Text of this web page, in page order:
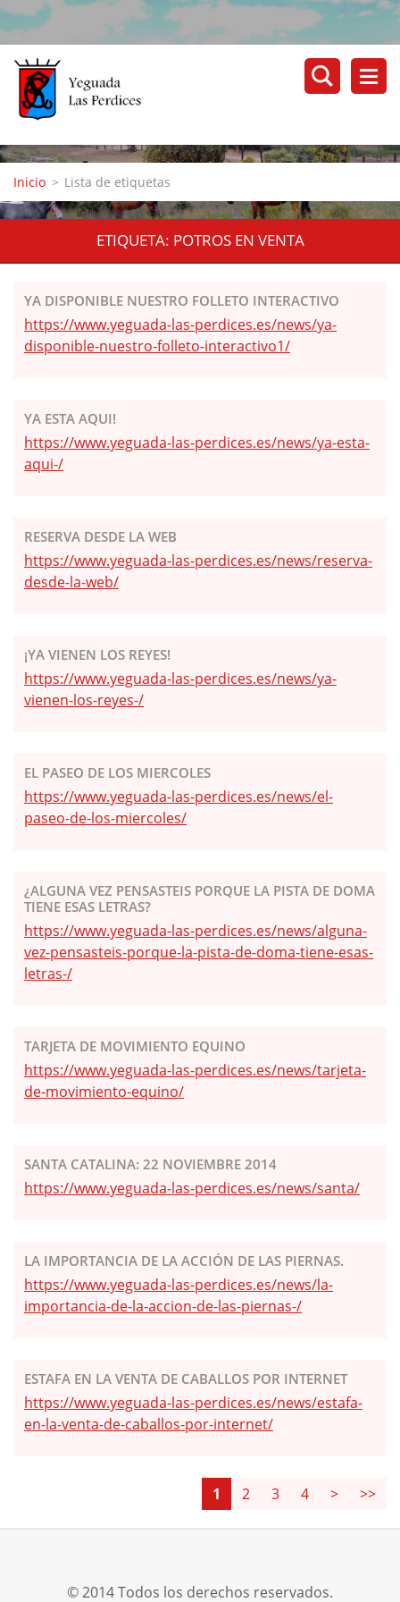
Inicio > Lista de etiquetas
ETIQUETA: POTROS EN VENTA
YA DISPONIBLE NUESTRO FOLLETO INTERACTIVO
https://www.yeguada-las-perdices.es/news/ya-
disponible-nuestro-folleto-interactivo1/
YA ESTA AQUI!
https://www.yeguada-las-perdices.es/news/ya-esta-
aqui-/
RESERVA DESDE LA WEB
https://www.yeguada-las-perdices.es/news/reserva-
desde-la-web/
¡YA VIENEN LOS REYES!
https://www.yeguada-las-perdices.es/news/ya-
vienen-los-reyes-/
EL PASEO DE LOS MIERCOLES
https://www.yeguada-las-perdices.es/news/el-
paseo-de-los-miercoles/
¿ALGUNA VEZ PENSASTEIS PORQUE LA PISTA DE DOMA
TIENE ESAS LETRAS?
https://www.yeguada-las-perdices.es/news/alguna-
vez-pensasteis-porque-la-pista-de-doma-tiene-esas-
letras-/
TARJETA DE MOVIMIENTO EQUINO
https://www.yeguada-las-perdices.es/news/tarjeta-
de-movimiento-equino/
SANTA CATALINA: 22 NOVIEMBRE 2014
https://www.yeguada-las-perdices.es/news/santa/
LA IMPORTANCIA DE LA ACCIÓN DE LAS PIERNAS.
https://www.yeguada-las-perdices.es/news/la-
importancia-de-la-accion-de-las-piernas-/
ESTAFA EN LA VENTA DE CABALLOS POR INTERNET
https://www.yeguada-las-perdices.es/news/estafa-
en-la-venta-de-caballos-por-internet/
1 2 3 4 > >>
© 2014 Todos los derechos reservados.